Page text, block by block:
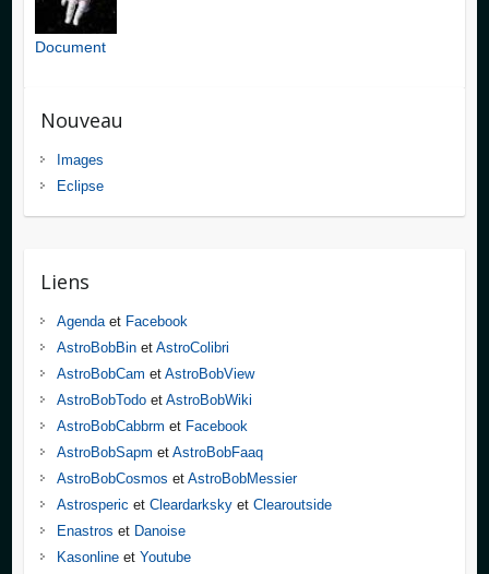
Document
Nouveau
Images
Eclipse
Liens
Agendaet Facebook
AstroBobBinet AstroColibri
AstroBobCam et AstroBobView
AstroBobTodoet AstroBobWiki
AstroBobCabbrm et Facebook
AstroBobSapm et AstroBobFaaq
AstroBobCosmos et AstroBobMessier
Astrosperic et Cleardarkskyet Clearoutside
Enastros et Danoise
Kasonlineet Youtube